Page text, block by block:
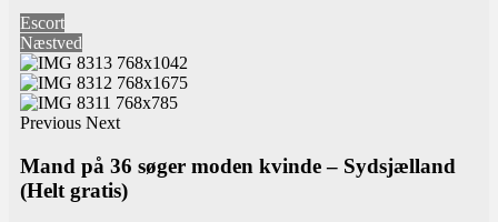
Escort
Næstved
Previous Next
Mand på 36 søger moden kvinde – Sydsjælland
(Helt gratis)